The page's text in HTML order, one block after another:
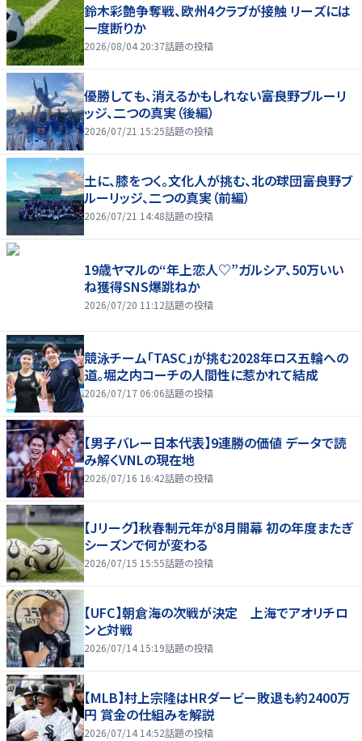
鈴木彩艶争奪戦、欧州4クラブが接触 リーズには
一度断りか
2026/08/04 20:37話題の投稿
優勝しても、消えるかもしれない――富良野ブルーリ
ッジ、二つの真実（後編）
2026/07/21 15:25話題の投稿
土に、膝をつく。文化人が挑む、北の球団――富良野ブ
ルーリッジ、二つの真実（前編）
2026/07/21 14:48話題の投稿
19歳ヤマルの“年上恋人♡”ガルシア、50万いい
ね獲得SNS爆跳ねか
2026/07/20 11:12話題の投稿
競泳チーム「TASC」が挑む2028年ロス五輪への
道。堀之内コーチの人間性に惹かれて結成
2026/07/17 06:06話題の投稿
【男子バレー日本代表】9連勝の価値 データで読
み解くVNLの現在地
2026/07/16 16:42話題の投稿
【Jリーグ】秋春制元年が8月開幕 初の年度またぎ
シーズンで何が変わる
2026/07/15 15:55話題の投稿
【UFC】朝倉海の次戦が決定 上海でアオリチロ
ンと対戦
2026/07/14 15:19話題の投稿
【MLB】村上宗隆はHRダービー敗退も約2400万
円 賞金の仕組みを解説
2026/07/14 14:52話題の投稿